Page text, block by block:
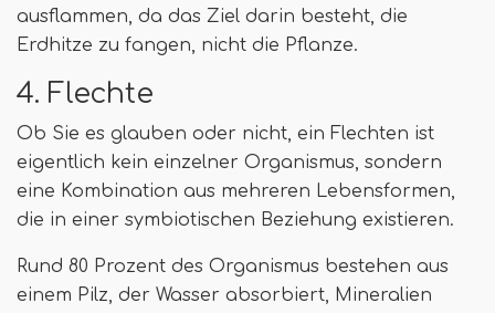
ausflammen, da das Ziel darin besteht, die
Erdhitze zu fangen, nicht die Pflanze.
4. Flechte
Ob Sie es glauben oder nicht, ein Flechten ist
eigentlich kein einzelner Organismus, sondern
eine Kombination aus mehreren Lebensformen,
die in einer symbiotischen Beziehung existieren.
Rund 80 Prozent des Organismus bestehen aus
einem Pilz, der Wasser absorbiert, Mineralien